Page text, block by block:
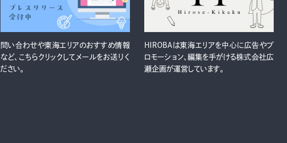
問い合わせや東海エリアのおすすめ情報
など、こちらクリックしてメールをお送りく
ださい。
HIROBAは東海エリアを中心に広告やプ
ロモーション、編集を手がける株式会社広
瀬企画が運営しています。